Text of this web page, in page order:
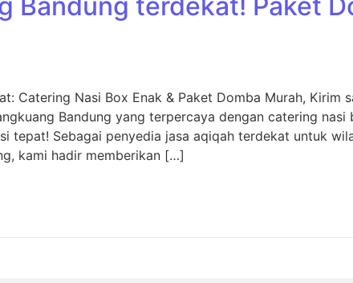
Catering Nasi Box Enak & Paket Domba Murah, Kirim
Bandung yang terpercaya dengan catering
tepat! Sebagai penyedia jasa aqiqah terdekat untuk
kami hadir memberikan […]